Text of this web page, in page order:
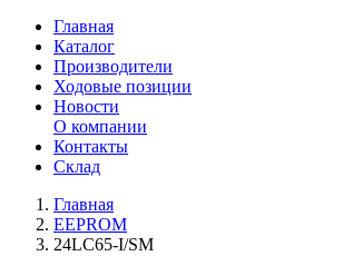
Главная
Каталог
Производители
Ходовые позиции
Новости
О компании
Контакты
Склад
Главная
EEPROM
24LC65-I/SM